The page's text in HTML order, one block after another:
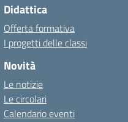
Didattica
Offerta formativa
I progetti delle classi
Novità
Le notizie
Le circolari
Calendario eventi